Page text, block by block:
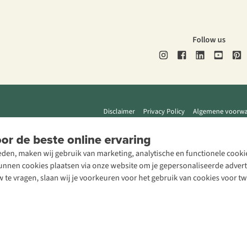
de beste online ervaring
maken wij gebruik van marketing, analytische en functionele
cookies plaatsen via onze website om je gepersonaliseerde
vragen, slaan wij je voorkeuren voor het gebruik van cookies voor
Follow us
Disclaimer Privacy Policy Algemene